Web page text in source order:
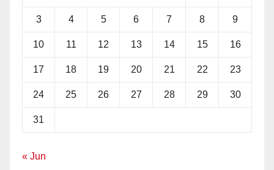
3 4 5 6 7 8 9
10 11 12 13 14 15 16
17 18 19 20 21 22 23
24 25 26 27 28 29 30
31
« Jun